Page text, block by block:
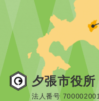
夕張市役所
法人番号